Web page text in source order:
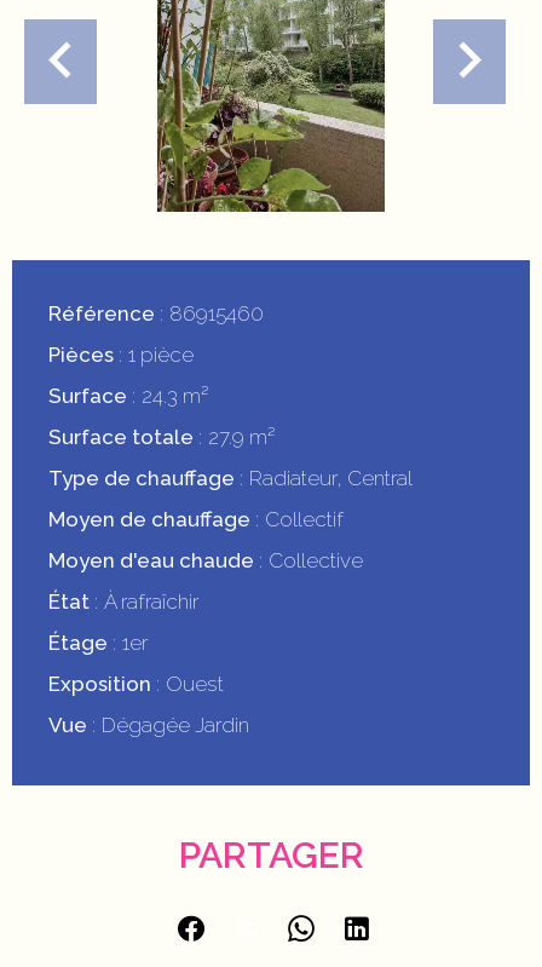
Référence
86915460
Pièces 1 pièce
Surface
24.3 m²
Surface totale
27.9 m²
Type de chauffage
Radiateur, Central
Moyen de chauffage
Collectif
Moyen d'eau chaude
Collective
État À rafraîchir
Étage
1er
Exposition
Ouest
Vue
Dégagée Jardin
PARTAGER